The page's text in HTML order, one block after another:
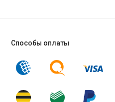
Способы оплаты